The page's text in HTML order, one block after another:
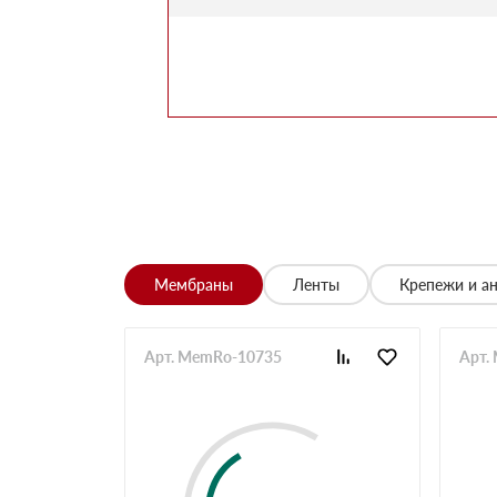
Заказывала утеплитель для перекрытий.
помог выбрать. Взяли оптимальный вариант
Обыскались определенный утеплитель
Николай
Начал сотрудничать недавно, нареканий
Брали утеплитель несколькими партиями, на
Заказывали с самовывозом, по качеству
складу, навигатор не туда завёл. Позвонили
ребята на месте помогли загрузить
Мембраны Ленты Крепежи и
Арт. MemRo-10735 Арт.